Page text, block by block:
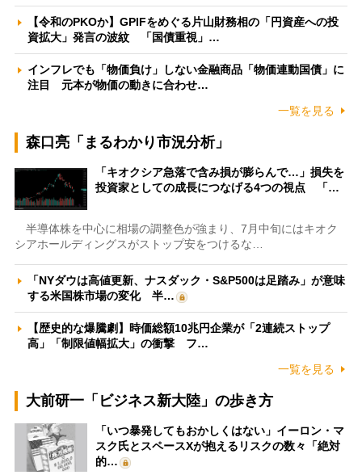
【令和のPKOか】GPIFをめぐる片山財務相の「円資産への投
資拡大」発言の波紋 「国債重視」…
インフレでも「物価負け」しない金融商品「物価連動国債」に
注目 元本が物価の動きに合わせ…
一覧を見る
森口亮「まるわかり市況分析」
「キオクシア急落で含み損が膨らんで…」損失を
投資家としての成長につなげる4つの視点 「…
半導体株を中心に相場の調整色が強まり、7月中旬にはキオク
シアホールディングスがストップ安をつけるな…
「NYダウは高値更新、ナスダック・S&P500は足踏み」が意味
する米国株市場の変化 半…
【歴史的な爆騰劇】時価総額10兆円企業が「2連続ストップ
高」「制限値幅拡大」の衝撃 フ…
一覧を見る
大前研一「ビジネス新大陸」の歩き方
「いつ暴発してもおかしくはない」イーロン・マ
スク氏とスペースXが抱えるリスクの数々「絶対
的…